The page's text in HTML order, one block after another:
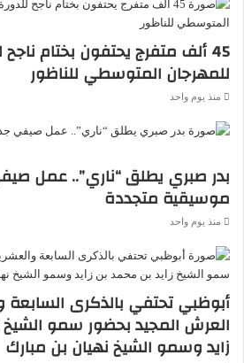
45 ألف متفرج يحتفون بختام
للمهرجان المتوسطي للناظور
منذ يوم واحد
بدر صبري يطلق “ناري”.. عمل
موسيقية متجددة
منذ يوم واحد
أبوظبي تحتفي بالذكرى السابعة
العرش المجيد بحضور سمو الشيخ
زايد وسمو الشيخ نهيان بن مبارك